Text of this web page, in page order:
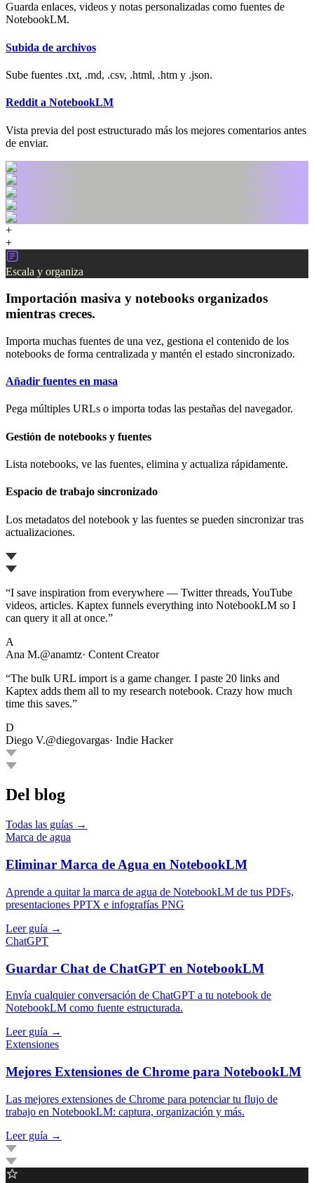
Guarda enlaces, videos y notas personalizadas como fuentes de
NotebookLM.
Subida de archivos
Sube fuentes .txt, .md, .csv, .html, .htm y .json.
Reddit a NotebookLM
Vista previa del post estructurado más los mejores comentarios antes
de enviar.
+
+
Escala y organiza
Importación masiva y notebooks organizados
mientras creces.
Importa muchas fuentes de una vez, gestiona el contenido de los
notebooks de forma centralizada y mantén el estado sincronizado.
Añadir fuentes en masa
Pega múltiples URLs o importa todas las pestañas del navegador.
Gestión de notebooks y fuentes
Lista notebooks, ve las fuentes, elimina y actualiza rápidamente.
Espacio de trabajo sincronizado
Los metadatos del notebook y las fuentes se pueden sincronizar tras
actualizaciones.
“I save inspiration from everywhere — Twitter threads, YouTube
videos, articles. Kaptex funnels everything into NotebookLM so I
can query it all at once.”
A
Ana M.@anamtz· Content Creator
“The bulk URL import is a game changer. I paste 20 links and
Kaptex adds them all to my research notebook. Crazy how much
time this saves.”
D
Diego V.@diegovargas· Indie Hacker
Del blog
Todas las guías →
Marca de agua
Eliminar Marca de Agua en NotebookLM
Aprende a quitar la marca de agua de NotebookLM de tus PDFs,
presentaciones PPTX e infografías PNG
Leer guía →
ChatGPT
Guardar Chat de ChatGPT en NotebookLM
Envía cualquier conversación de ChatGPT a tu notebook de
NotebookLM como fuente estructurada.
Leer guía →
Extensiones
Mejores Extensiones de Chrome para NotebookLM
Las mejores extensiones de Chrome para potenciar tu flujo de
trabajo en NotebookLM: captura, organización y más.
Leer guía →